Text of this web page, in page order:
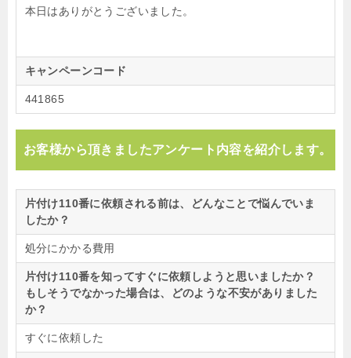
本日はありがとうございました。
キャンペーンコード
441865
お客様から頂きましたアンケート内容を紹介します。
片付け110番に依頼される前は、どんなことで悩んでいま
したか？
処分にかかる費用
片付け110番を知ってすぐに依頼しようと思いましたか？
もしそうでなかった場合は、どのような不安がありました
か？
すぐに依頼した